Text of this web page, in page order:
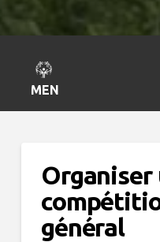
MENU
Organiser
général